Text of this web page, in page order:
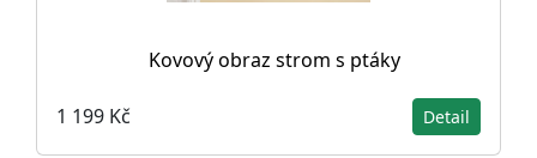
Kovový obraz strom s ptáky
1 199 Kč Detail